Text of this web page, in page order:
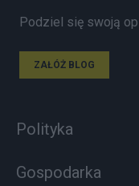
Podziel się swoją
ZAŁÓŻ BLOG
Polityka
Gospodarka